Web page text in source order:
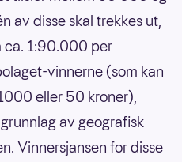
av disse skal trekkes ut,
ca. 1:90.000 per
vinnerne (som kan
eller 50 kroner),
av geografisk
Vinnersjansen for disse